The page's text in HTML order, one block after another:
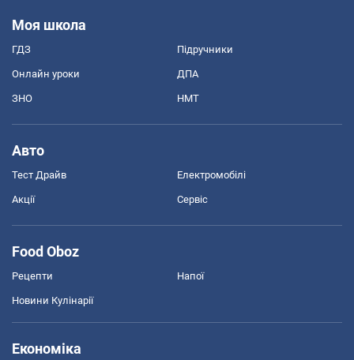
Моя школа
ГДЗ Підручники
Онлайн уроки ДПА
ЗНО НМТ
Авто
Тест Драйв Електромобілі
Акції Сервіс
Food Oboz
Рецепти Напої
Новини Кулінарії
Економіка